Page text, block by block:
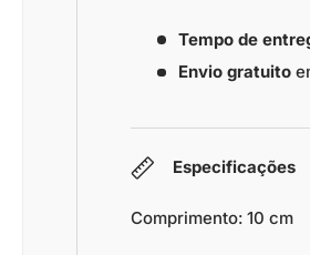
Tempo de
Envio gratuito
Especificações
Comprimento: 10 cm